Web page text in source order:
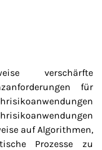
verschärfte
für
auf Algorithmen,
Prozesse zu